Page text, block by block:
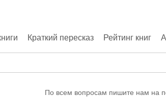
Краткий пересказ Рейтинг книг
По всем вопросам пишите нам на